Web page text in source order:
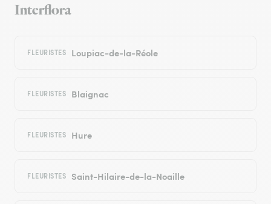
Interflora
FLEURISTES Loupiac-de-la-Réole
FLEURISTES Blaignac
FLEURISTES Hure
FLEURISTES Saint-Hilaire-de-la-Noaille